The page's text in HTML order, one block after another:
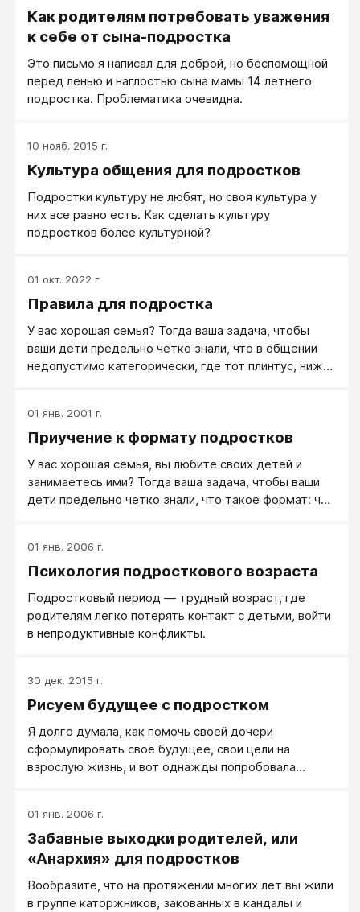
Как родителям потребовать уважения
к себе от сына-подростка
Это письмо я написал для доброй, но беспомощной
перед ленью и наглостью сына мамы 14 летнего
подростка. Проблематика очевидна.
10 нояб. 2015 г.
Культура общения для подростков
Подростки культуру не любят, но своя культура у
них все равно есть. Как сделать культуру
подростков более культурной?
01 окт. 2022 г.
Правила для подростка
У вас хорошая семья? Тогда ваша задача, чтобы
ваши дети предельно четко знали, что в общении
недопустимо категорически, где тот плинтус, ниже
нецензурные выражения. Разговаривая с
родителями, нельзя проявлять неуважение: сидеть
и показывать, что эти вопросы тебе докучают. Не
согласен — четко и собранно, с уважением к
родителям скажи, с чем согласен, с чем нет — и что
01 янв. 2001 г.
Приучение к формату подростков
У вас хорошая семья, вы любите своих детей и
занимаетесь ими? Тогда ваша задача, чтобы ваши
дети предельно четко знали, что такое формат: что
нельзя. Подросток должен знать, что ...
01 янв. 2006 г.
Психология подросткового возраста
Подростковый период — трудный возраст, где
родителям легко потерять контакт с детьми, войти
в непродуктивные конфликты.
30 дек. 2015 г.
Рисуем будущее с подростком
Я долго думала, как помочь своей дочери
сформулировать своё будущее, свои цели на
взрослую жизнь, и вот однажды попробовала
01 янв. 2006 г.
Забавные выходки родителей, или
«Анархия» для подростков
Вообразите, что на протяжении многих лет вы жили
в группе каторжников, закованных в кандалы и